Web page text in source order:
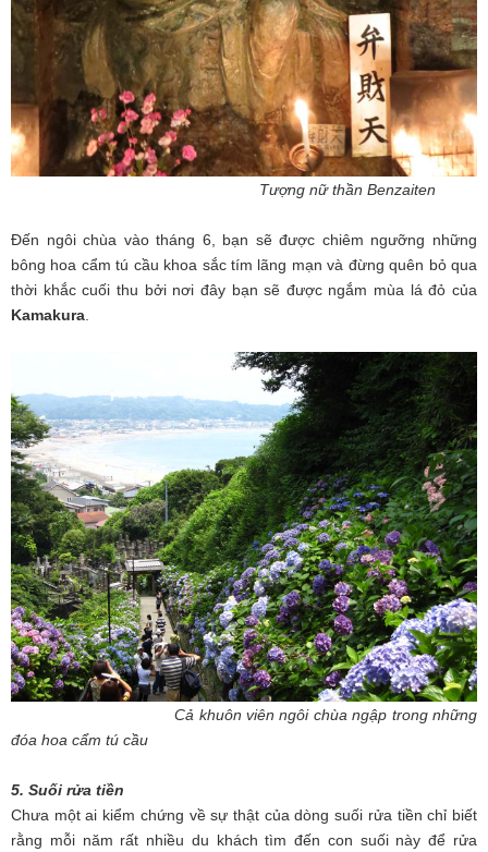
Tượng nữ thần Benzaiten
Đến ngôi chùa vào tháng 6, bạn sẽ được chiêm ngưỡng những
bông hoa cẩm tú cầu khoa sắc tím lãng mạn và đừng quên bỏ qua
thời khắc cuối thu bởi nơi đây bạn sẽ được ngắm mùa lá đỏ của
Kamakura
Cả khuôn viên ngôi chùa ngập trong những
đóa hoa cẩm tú cầu
5. Suối rửa tiền
Chưa một ai kiểm chứng về sự thật của dòng suối rửa tiền chỉ biết
rằng mỗi năm rất nhiều du khách tìm đến con suối này để rửa